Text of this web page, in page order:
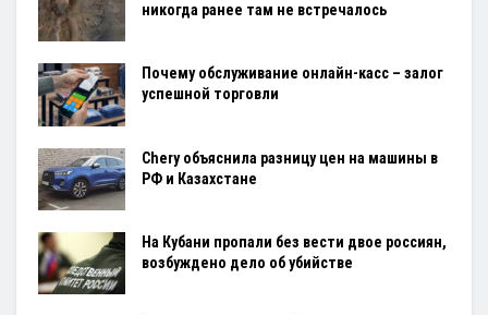
никогда ранее там не встречалось
Почему обслуживание онлайн-касс – залог
успешной торговли
Chery объяснила разницу цен на машины в
РФ и Казахстане
На Кубани пропали без вести двое россиян,
возбуждено дело об убийстве